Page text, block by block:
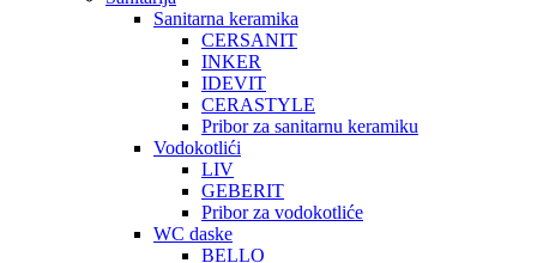
Sanitarna keramika
CERSANIT
INKER
IDEVIT
CERASTYLE
Pribor za sanitarnu keramiku
Vodokotlići
LIV
GEBERIT
Pribor za vodokotliće
WC daske
BELLO